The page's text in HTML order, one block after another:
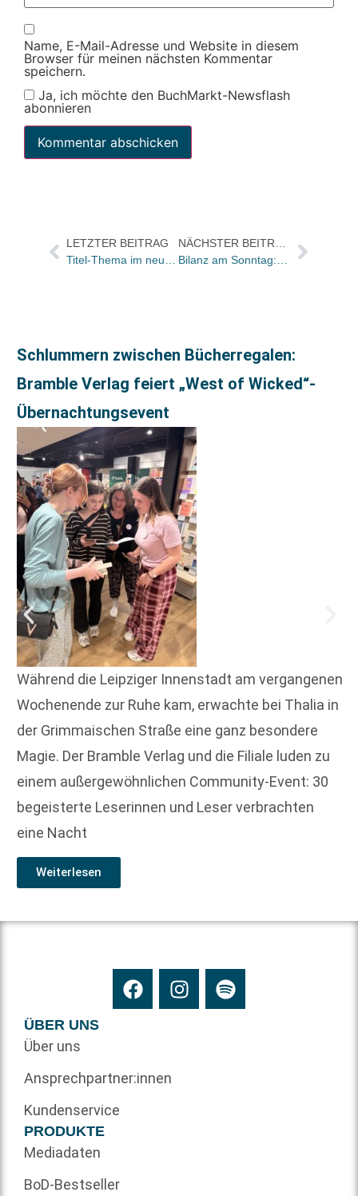
Name, E-Mail-Adresse und Website in diesem
Browser für meinen nächsten Kommentar
speichern.
Ja, ich möchte den BuchMarkt-Newsflash
abonnieren
LETZTER BEITRAG
Schlummern zwischen Bücherregalen:
Bramble Verlag feiert „West of Wicked“-
Übernachtungsevent
Während die Leipziger Innenstadt am vergangenen
Wochenende zur Ruhe kam, erwachte bei Thalia in
der Grimmaischen Straße eine ganz besondere
Magie. Der Bramble Verlag und die Filiale luden zu
einem außergewöhnlichen Community-Event: 30
begeisterte Leserinnen und Leser verbrachten
eine Nacht
Weiterlesen
ÜBER UNS
Über uns
Ansprechpartner:innen
Kundenservice
PRODUKTE
Mediadaten
BoD-Bestseller